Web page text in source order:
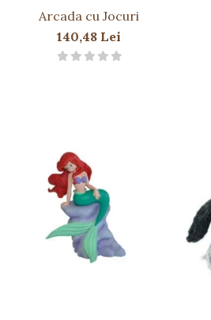
Arcada cu Jocuri
140,48 Lei